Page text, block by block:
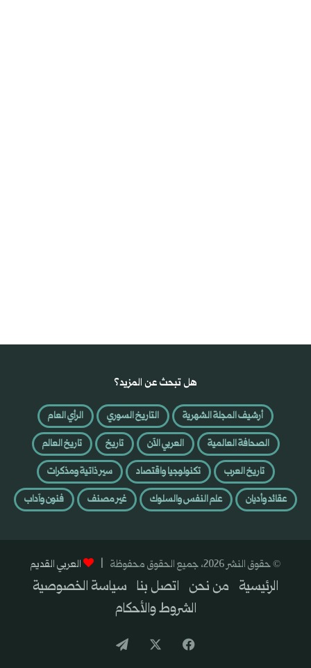
هل تبحث عن المزيد؟
أرشيف المجلة الشهرية التاريخ السوري
الرأي العام
الصحافة العالمية
العربي الآن تاريخ
تاريخ العالم
تاريخ العرب
تكنولوجيا واقتصاد
سير ذاتية ومذكرات
عقائد وأديان
علم النفس والسلوك غير مصنف فنون وآداب
© حقوق النشر 2026، جميع الحقوق محفوظة | العربي القديم
الرئيسية من نحن اتصل بنا سياسة الخصوصية
الشروط والأحكام
فيسبوك